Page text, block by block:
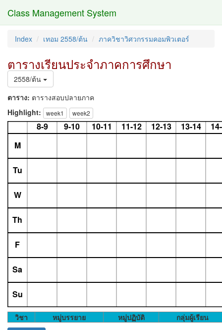
Class Management System
Index เทอม 2558/ต้น ภาควิชาวิศวกรรมคอมพิวเตอร์
ตารางเรียนประจำภาคการศึกษา
2558/ต้น
ตาราง: ตารางสอบปลายภาค
Highlight:
week1 week2
8-9 9-10 10-11 11-12 12-13 13-14
M
Tu
W
Th
F
Sa
Su
วิชา หมู่บรรยาย หมู่ปฏิบัติ กลุ่มผู้เรียน